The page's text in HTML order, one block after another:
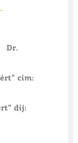
Dr.
cím:
díj: